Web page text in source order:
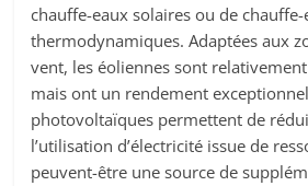
chauffe-eaux solaires ou de chauffe-
thermodynamiques. Adaptées aux
vent, les éoliennes sont
mais ont un rendement
photovoltaïques permettent de
l’utilisation d’électricité issue de
peuvent-être une source de